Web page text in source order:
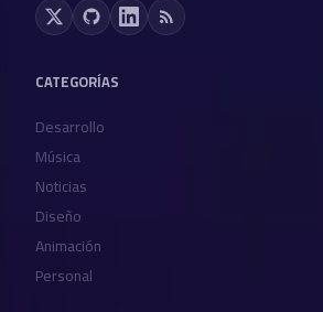
CATEGORÍAS
Desarrollo
Música
Noticias
Diseño
Animación
Personal